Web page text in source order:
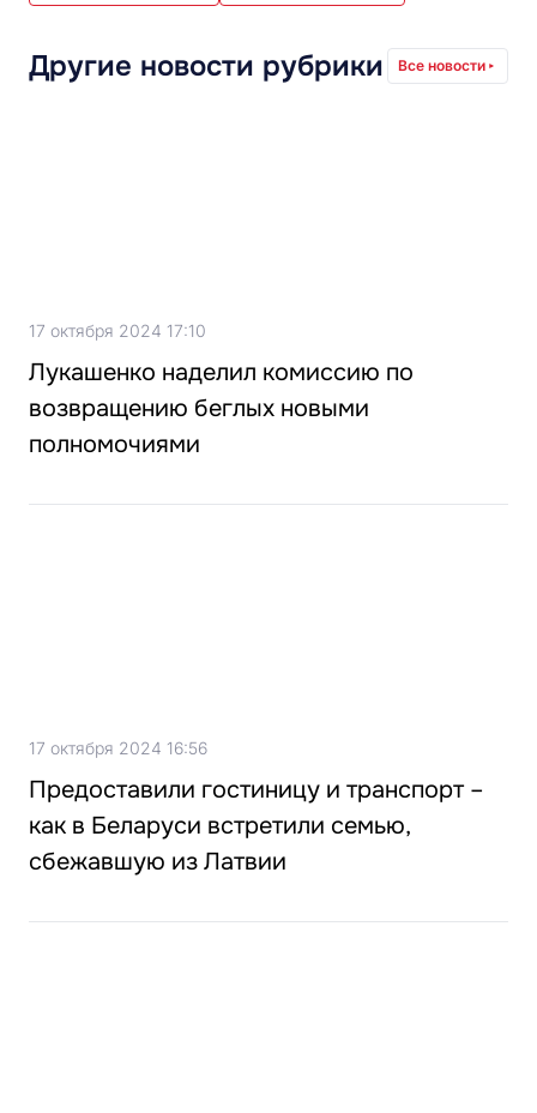
Другие новости рубрики Все новости
17 октября 2024 17:10
Лукашенко наделил комиссию по
возвращению беглых новыми
полномочиями
17 октября 2024 16:56
Предоставили гостиницу и транспорт –
как в Беларуси встретили семью,
сбежавшую из Латвии